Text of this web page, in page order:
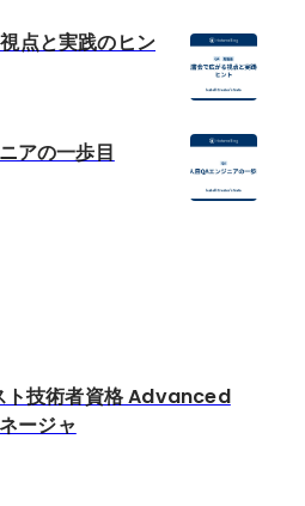
点と実践のヒン
アの一歩目
ト技術者資格 Advanced
ージャ